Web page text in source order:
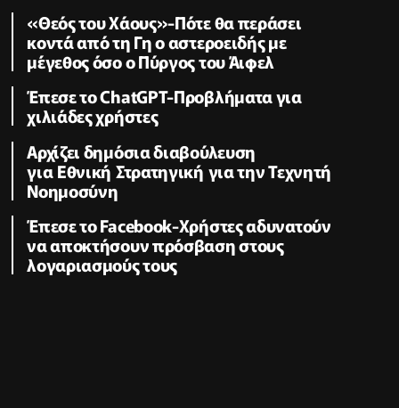
«Θεός του Χάους»-Πότε θα περάσει
κοντά από τη Γη ο αστεροειδής με
μέγεθος όσο ο Πύργος του Άιφελ
Έπεσε το ChatGPT-Προβλήματα για
χιλιάδες χρήστες
Αρχίζει δημόσια διαβούλευση
για Εθνική Στρατηγική για την Τεχνητή
Νοημοσύνη
Έπεσε το Facebook-Χρήστες αδυνατούν
να αποκτήσουν πρόσβαση στους
λογαριασμούς τους